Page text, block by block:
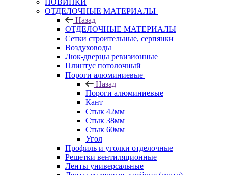
НОВИНКИ
ОТДЕЛОЧНЫЕ МАТЕРИАЛЫ
Назад
ОТДЕЛОЧНЫЕ МАТЕРИАЛЫ
Сетки строительные, серпянки
Воздуховоды
Люк-дверцы ревизионные
Плинтус потолочный
Пороги алюминиевые
Назад
Пороги алюминиевые
Кант
Стык 42мм
Стык 38мм
Стык 60мм
Угол
Профиль и уголки отделочные
Решетки вентиляционные
Ленты универсальные